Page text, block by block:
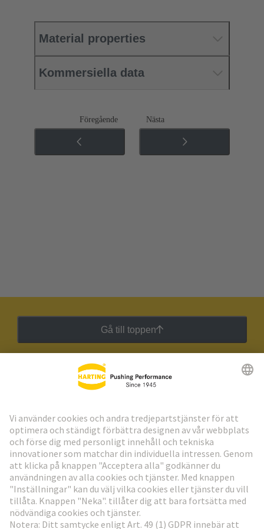
Material properties
Kommersiella data
Föregående Nästa
Gå till toppen
HARTING:s nyhetsbrev
Gå till registrering
Social Media